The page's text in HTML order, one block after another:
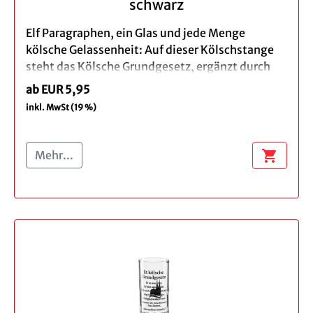
schwarz
Elf Paragraphen, ein Glas und jede Menge
kölsche Gelassenheit: Auf dieser Kölschstange
steht das Kölsche Grundgesetz, ergänzt durch
die Domwelle.
So wird aus dem klassischen Kölschglas ein
und natürlich zum Anstoßen.
Produktdetails:
Menge: Einzeln, 3er
Höhe ca. 15 cm
das Spülen per Hand
Verpackung: brauner Geschenkkarton
ab EUR 5,95
inkl. MwSt (19 %)
Mehr... shopping_cart